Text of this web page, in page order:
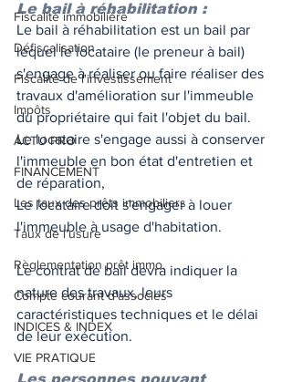
Fiscalité immobilière
Défiscalisation
Fiscalité de l'investissement
Impôts
ACTU PRO
FINANCEMENT
Les taux des prêts immobiliers
Taux de l'usure
Règlementation prêt immo.
Compte courant d'associés
INDICES & INDEX
VIE PRATIQUE
Le bail à réhabilitation :
Le bail à réhabilitation est un bail par
lequel le locataire (le preneur à bail)
s'engage à réaliser ou faire réaliser des
travaux d'amélioration sur l'immeuble
du propriétaire qui fait l'objet du bail.
Le locataire s'engage aussi à conserver
l'immeuble en bon état d'entretien et
de réparation,
Le locataire doit s'engager à louer
l'immeuble à usage d'habitation.
Le contrat de bail devra indiquer la
nature des travaux, leurs
caractéristiques techniques et le délai
de leur exécution.
Les personnes pouvant